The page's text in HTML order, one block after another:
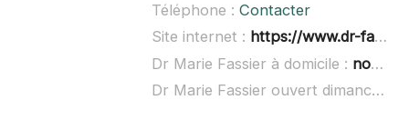
Téléphone : Contacter
Site internet : https://www.dr-fassier-marie.fr/
Dr Marie Fassier à domicile : non renseigné
Dr Marie Fassier ouvert dimanche :